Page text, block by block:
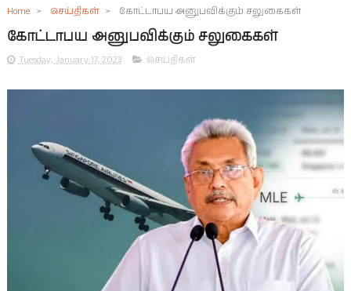
Home > செய்திகள் > கோட்டாபய அனுபவிக்கும் சலுகைகள்
கோட்டாபய அனுபவிக்கும் சலுகைகள்
Tuesday, January 17, 2023 செய்திகள்